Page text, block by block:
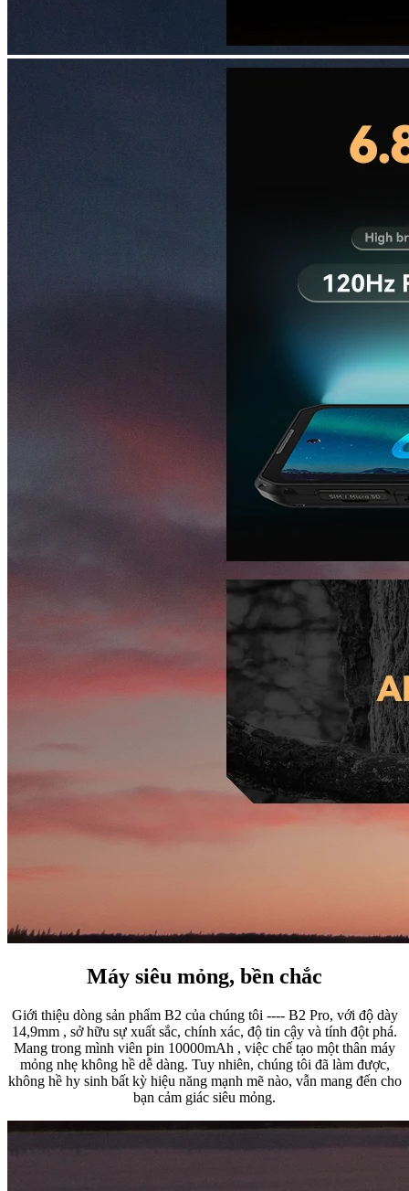
Máy siêu mỏng, bền chắc
Giới thiệu dòng sản phẩm B2 của chúng tôi ---- B2 Pro, với độ dày
14,9mm , sở hữu sự xuất sắc, chính xác, độ tin cậy và tính đột phá.
Mang trong mình viên pin 10000mAh , việc chế tạo một thân máy
mỏng nhẹ không hề dễ dàng. Tuy nhiên, chúng tôi đã làm được,
không hề hy sinh bất kỳ hiệu năng mạnh mẽ nào, vẫn mang đến cho
bạn cảm giác siêu mỏng.